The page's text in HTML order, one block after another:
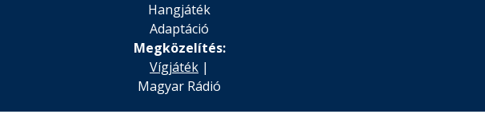
Hangjáték
Adaptáció
Megközelítés:
Vígjáték |
Magyar Rádió